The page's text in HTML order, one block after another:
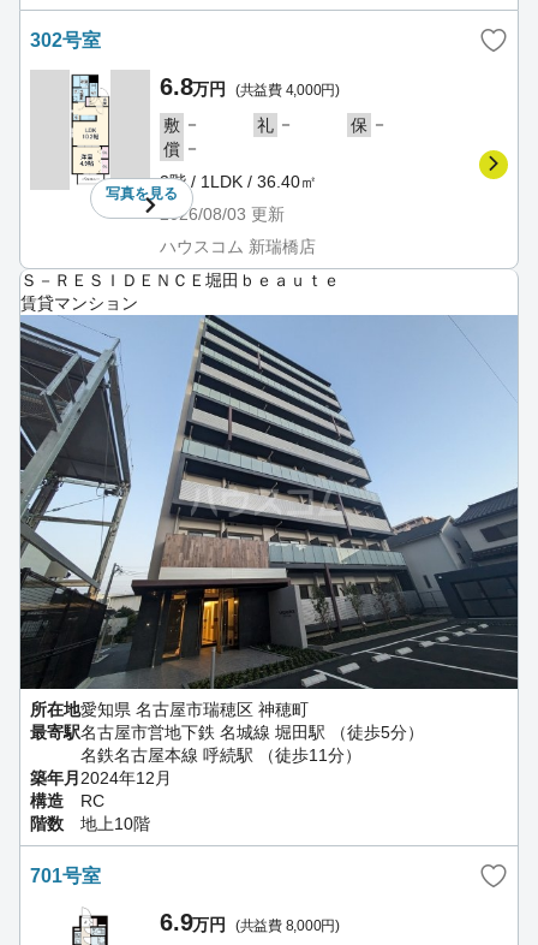
302号室
写真を見る
6.8万円 (共益費 4,000円)
敷 － 礼 － 保 －
償 －
3階 / 1LDK / 36.40㎡
2026/08/03 更新
ハウスコム 新瑞橋店
Ｓ－ＲＥＳＩＤＥＮＣＥ堀田ｂｅａｕｔｅ
賃貸マンション
所在地愛知県 名古屋市瑞穂区 神穂町
最寄駅名古屋市営地下鉄 名城線 堀田駅 （徒歩5分）
名鉄名古屋本線 呼続駅 （徒歩11分）
築年月 2024年12月
構造
RC
階数
地上10階
701号室
6.9万円 (共益費 8,000円)